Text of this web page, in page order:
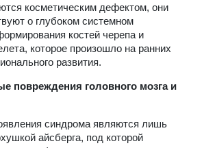
косметическим дефектом, они
о глубоком системном
костей черепа и
которое произошло на ранних
развития.
повреждения головного мозга и
синдрома являются лишь
айсберга, под которой